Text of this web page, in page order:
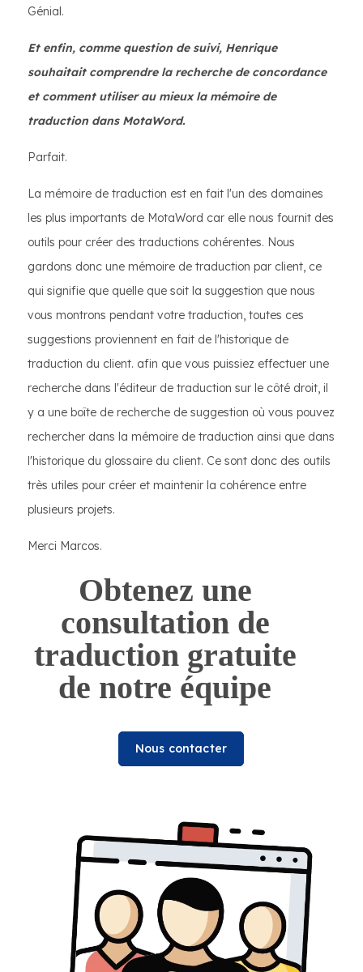
Génial.
Et enfin, comme question de suivi, Henrique
souhaitait comprendre la recherche de concordance
et comment utiliser au mieux la mémoire de
traduction dans MotaWord.
Parfait.
La mémoire de traduction est en fait l'un des domaines
les plus importants de MotaWord car elle nous fournit des
outils pour créer des traductions cohérentes. Nous
gardons donc une mémoire de traduction par client, ce
qui signifie que quelle que soit la suggestion que nous
vous montrons pendant votre traduction, toutes ces
suggestions proviennent en fait de l'historique de
traduction du client. afin que vous puissiez effectuer une
recherche dans l'éditeur de traduction sur le côté droit, il
y a une boîte de recherche de suggestion où vous pouvez
rechercher dans la mémoire de traduction ainsi que dans
l'historique du glossaire du client. Ce sont donc des outils
très utiles pour créer et maintenir la cohérence entre
plusieurs projets.
Merci Marcos.
Obtenez une
consultation de
traduction gratuite
de notre équipe
Nous contacter